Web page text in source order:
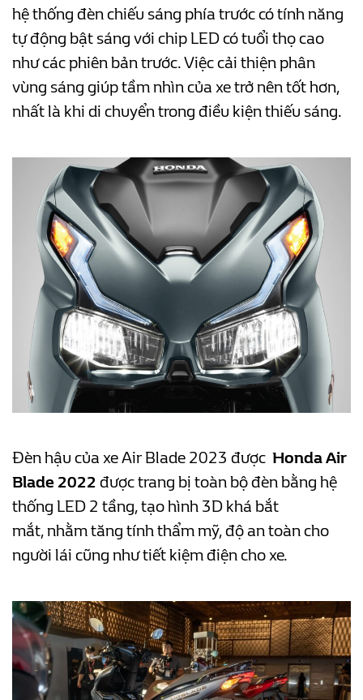
hệ thống đèn chiếu sáng phía trước có tính năng
tự động bật sáng với chip LED có tuổi thọ cao
như các phiên bản trước. Việc cải thiện phân
vùng sáng giúp tầm nhìn của xe trở nên tốt hơn,
nhất là khi di chuyển trong điều kiện thiếu sáng.
Đèn hậu của xe Air Blade 2023 được Honda Air
Blade 2022 được trang bị toàn bộ đèn bằng hệ
thống LED 2 tầng, tạo hình 3D khá bắt
mắt, nhằm tăng tính thẩm mỹ, độ an toàn cho
người lái cũng như tiết kiệm điện cho xe.